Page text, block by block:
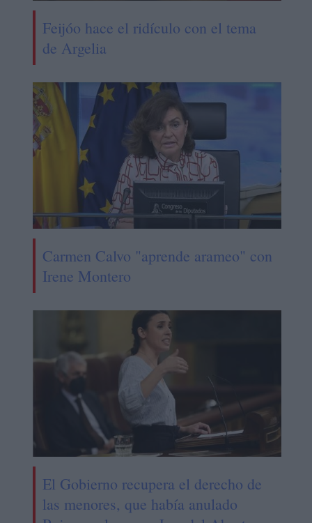
Feijóo hace el ridículo con el tema
de Argelia
Carmen Calvo "aprende arameo" con
Irene Montero
El Gobierno recupera el derecho de
las menores, que había anulado